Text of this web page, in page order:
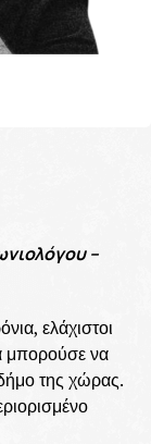
–
ελάχιστοι
να
της χώρας.